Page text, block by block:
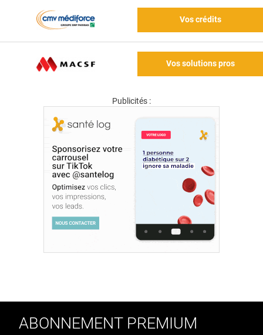
Vos crédits
Vos solutions pros
Publicités :
ABONNEMENT PREMIUM